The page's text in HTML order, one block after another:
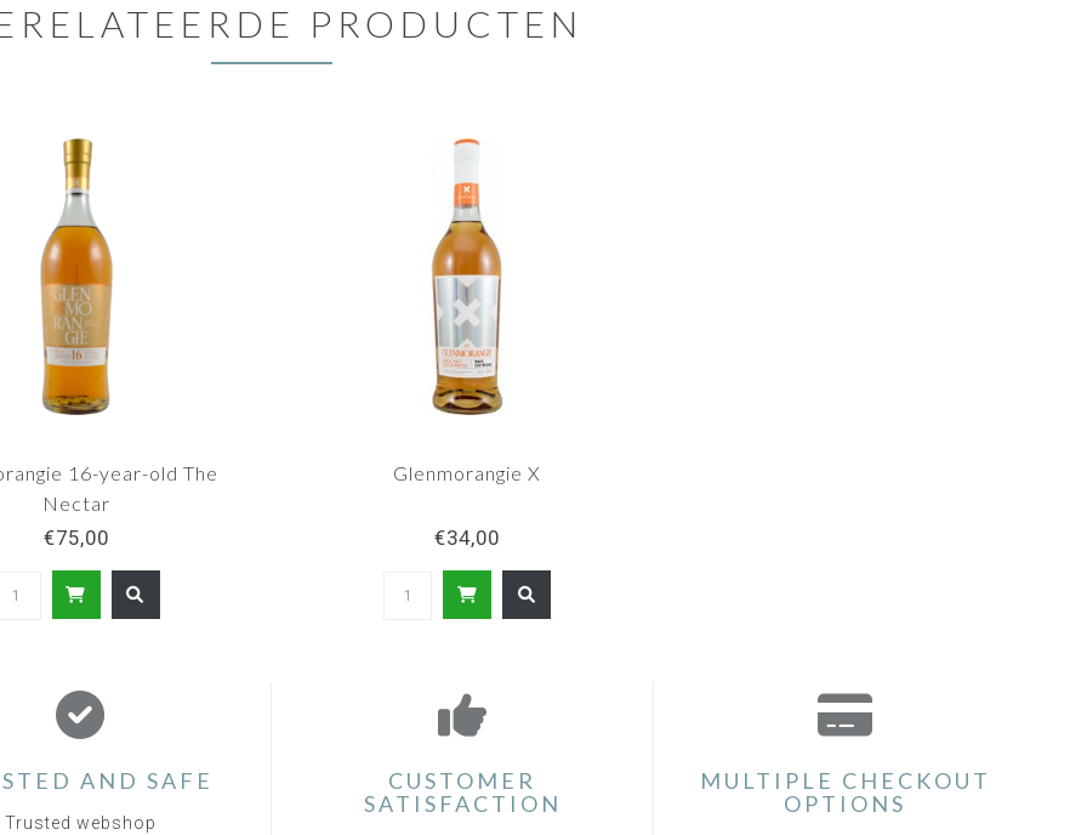
PRODUCTEN
16-year-old The
Nectar
€75,00
Glenmorangie X
€34,00
AND SAFE
Trusted webshop
CUSTOMER
SATISFACTION
MULTIPLE CHECKOUT
OPTIONS